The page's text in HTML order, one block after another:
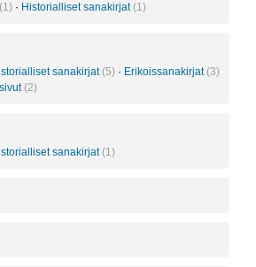
(1) · Historialliset sanakirjat (1)
sanakirjat (5) · Erikoissanakirjat (3)
(2)
sanakirjat (1)